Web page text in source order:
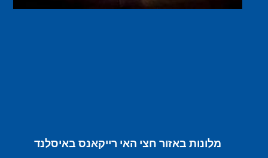
מלונות באזור חצי האי רייקאנס באיסלנד